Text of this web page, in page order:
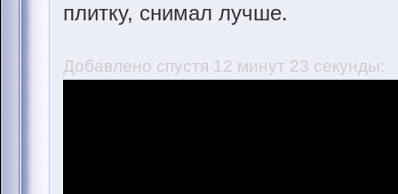
плитку, снимал лучше.
Добавлено спустя 12 минут 23 секунды: